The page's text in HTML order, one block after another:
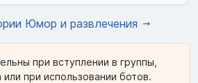
Юмор и развлечения
при вступлении в группы,
при использовании ботов.